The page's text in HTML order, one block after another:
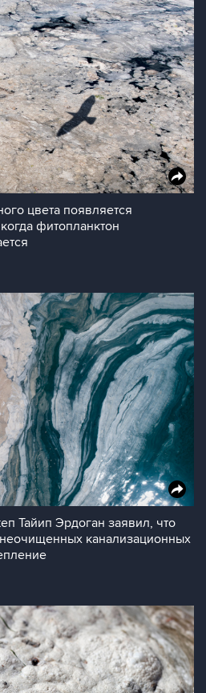
цвета появляется
фитопланктон
Тайип Эрдоган заявил, что
канализационных